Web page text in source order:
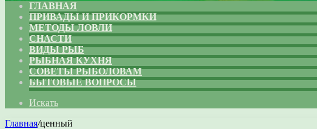
ГЛАВНАЯ
ПРИВАДЫ И ПРИКОРМКИ
МЕТОДЫ ЛОВЛИ
СНАСТИ
ВИДЫ РЫБ
РЫБНАЯ КУХНЯ
СОВЕТЫ РЫБОЛОВАМ
БЫТОВЫЕ ВОПРОСЫ
Искать
Главная/ценный